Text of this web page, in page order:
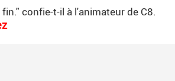
confie-t-il à l'animateur de C8.